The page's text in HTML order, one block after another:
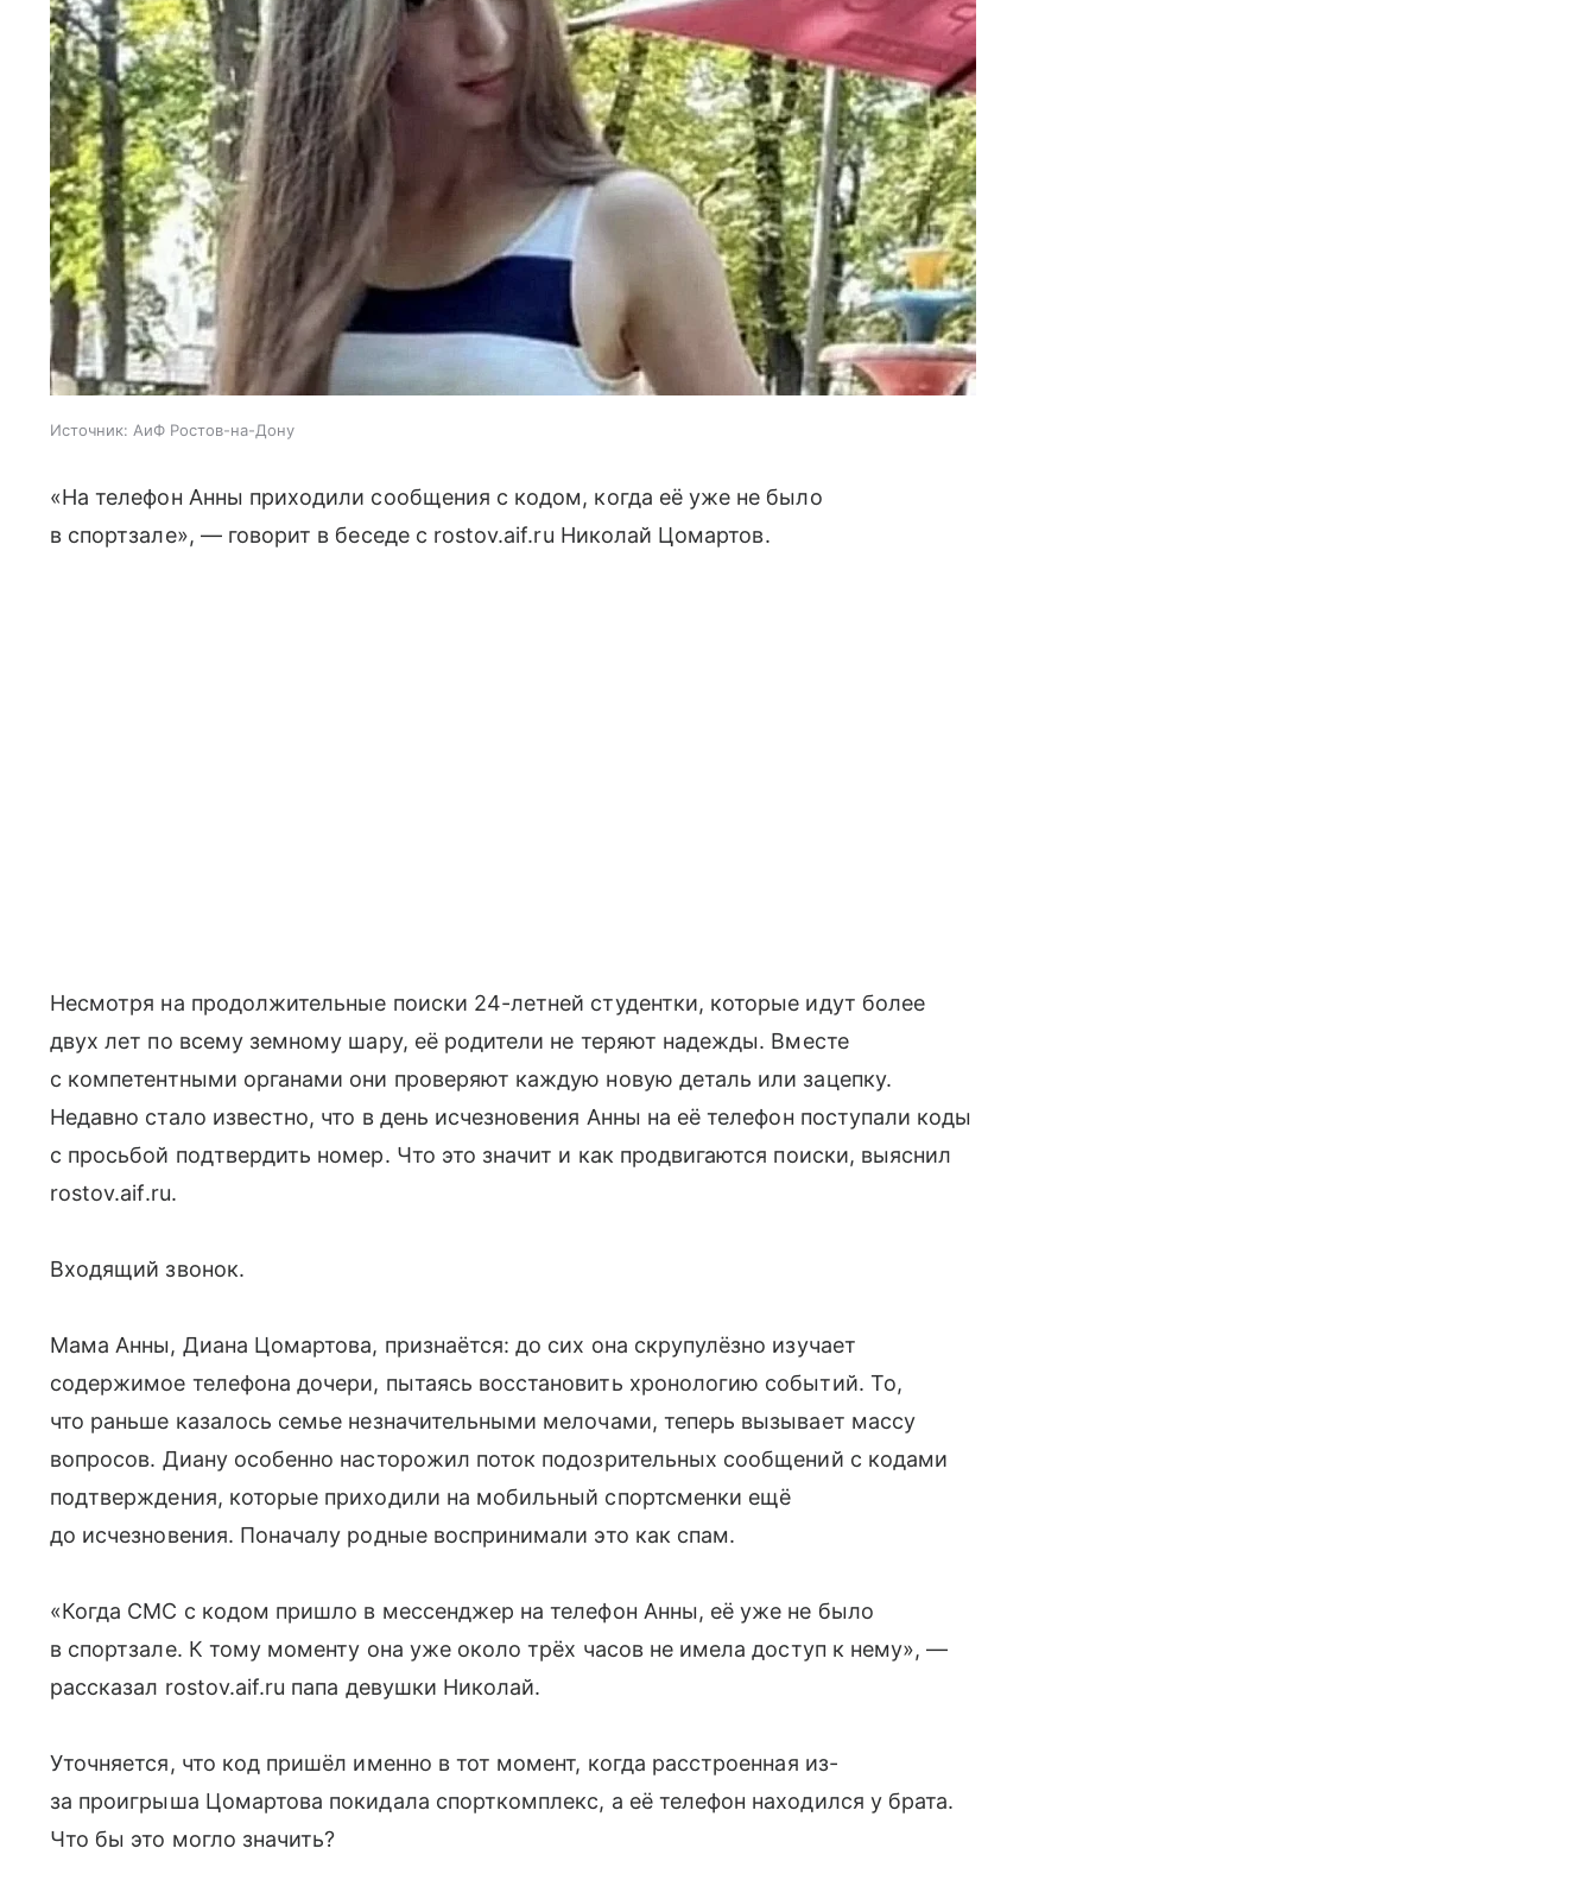
Источник: АиФ Ростов-на-Дону
«На телефон Анны приходили сообщения с кодом, когда её уже не было
в спортзале», — говорит в беседе с rostov.aif.ru Николай Цомартов.
Несмотря на продолжительные поиски 24-летней студентки, которые идут более
двух лет по всему земному шару, её родители не теряют надежды. Вместе
с компетентными органами они проверяют каждую новую деталь или зацепку.
Недавно стало известно, что в день исчезновения Анны на её телефон поступали коды
с просьбой подтвердить номер. Что это значит и как продвигаются поиски, выяснил
rostov.aif.ru.
Входящий звонок.
Мама Анны, Диана Цомартова, признаётся: до сих она скрупулёзно изучает
содержимое телефона дочери, пытаясь восстановить хронологию событий. То,
что раньше казалось семье незначительными мелочами, теперь вызывает массу
вопросов. Диану особенно насторожил поток подозрительных сообщений с кодами
подтверждения, которые приходили на мобильный спортсменки ещё
до исчезновения. Поначалу родные воспринимали это как спам.
«Когда СМС с кодом пришло в мессенджер на телефон Анны, её уже не было
в спортзале. К тому моменту она уже около трёх часов не имела доступ к нему», —
рассказал rostov.aif.ru папа девушки Николай.
Уточняется, что код пришёл именно в тот момент, когда расстроенная из-
за проигрыша Цомартова покидала спорткомплекс, а её телефон находился у брата.
Что бы это могло значить?